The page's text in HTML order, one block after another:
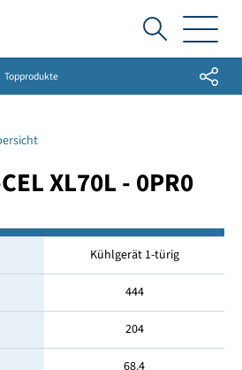
Ich
suche...
Topprodukte Share
XL70L - 0PR0
Kühlgerät 1-türig
444
204